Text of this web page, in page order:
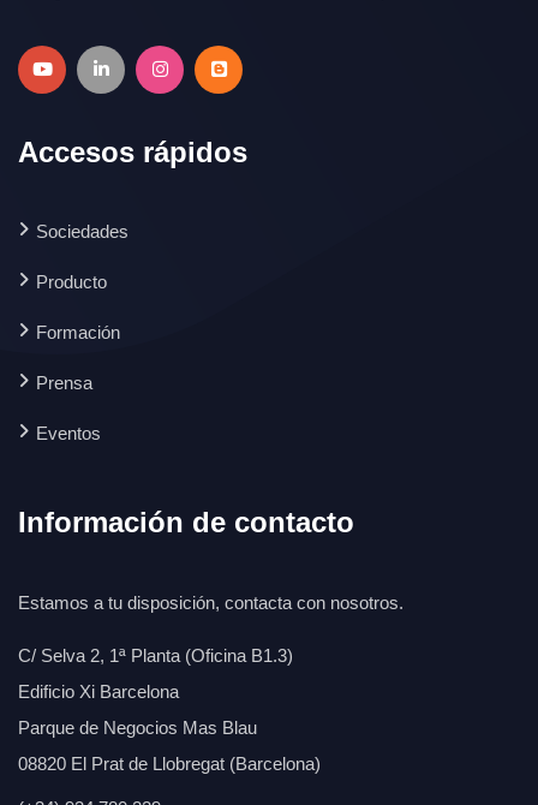
Accesos rápidos
Sociedades
Producto
Formación
Prensa
Eventos
Información de contacto
Estamos a tu disposición, contacta con nosotros.
C/ Selva 2, 1ª Planta (Oficina B1.3)
Edificio Xi Barcelona
Parque de Negocios Mas Blau
08820 El Prat de Llobregat (Barcelona)